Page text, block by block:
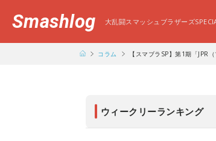
Smashlog 大乱闘スマッシュブラザーズ
コラム 【スマブラSP】第1期「JPR
ウィークリーランキング